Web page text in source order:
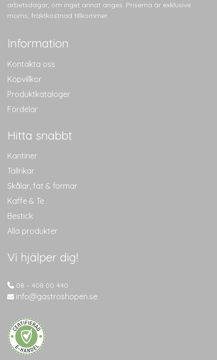
arbetsdagar, om inget annat anges. Priserna är exklusive
moms, fraktkostnad tillkommer.
Information
Kontakta oss
Köpvillkor
Produktkataloger
Fördelar
Hitta snabbt
Kantiner
Tallrikar
Skålar, fat & formar
Kaffe & Te
Bestick
Alla produkter
Vi hjälper dig!
08 – 408 00 440
info@gastroshopen.se